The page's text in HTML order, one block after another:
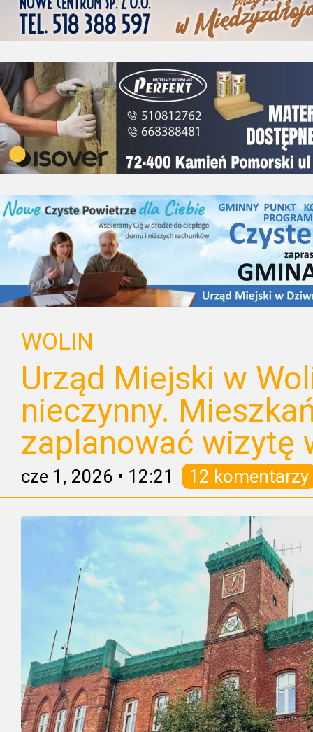
WOLIN
Urząd Miejski w
nieczynny.
zaplanować wizytę
cze 1, 2026 • 12:21 12 komentarzy